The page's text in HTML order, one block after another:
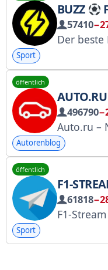
BUZZ
57410
Der
Sport
öffentlich
AUTO.RU
496790
Auto.ru – News, Testberichte, Rezensionen und Memes. Unsere
Autorenblog
öffentlich
F1-
61818
F1-Stream
Sport